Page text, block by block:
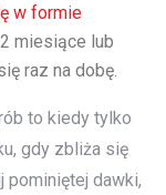
w formie
miesiące lub
raz na dobę.
to kiedy tylko
gdy zbliża się
pominiętej dawki,